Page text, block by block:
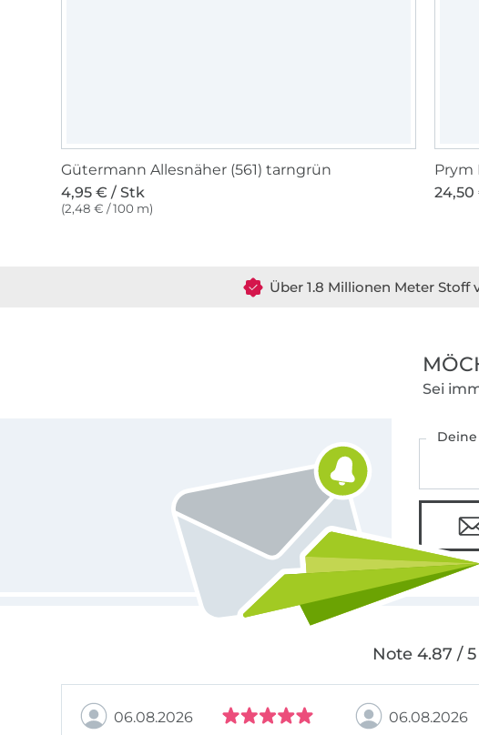
Gütermann Allesnäher (561) tarngrün
4,95 € / Stk
(2,48 € / 100 m)
Prym
Über 1.8 Millionen Meter Stoff
Sei
Deine
Note 4.87 /
06.08.2026 06.08.2026